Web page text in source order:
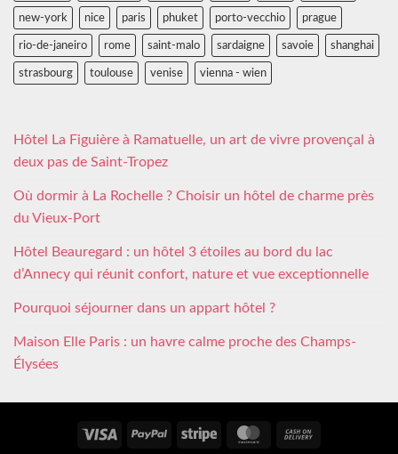
new-york nice paris phuket porto-vecchio prague
rio-de-janeiro rome saint-malo sardaigne savoie shanghai
strasbourg toulouse venise vienna - wien
Hôtel La Figuière à Ramatuelle, un art de vivre provençal à
deux pas de Saint-Tropez
Où dormir à La Rochelle ? Choisir un hôtel de charme près
du Vieux-Port
Hôtel Beauregard : un hôtel 3 étoiles au bord du lac
d’Annecy qui réunit confort, nature et vue exceptionnelle
Pourquoi séjourner dans un appart hôtel ?
Maison Elle Paris : un havre calme proche des Champs-
Élysées
Visa PayPal Stripe MasterCard